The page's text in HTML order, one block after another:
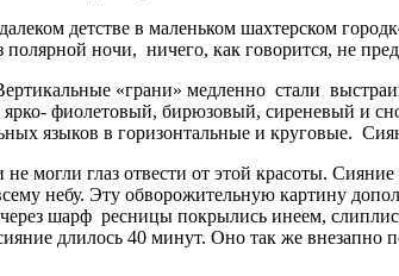
детстве в маленьком шахтерском
ночи, ничего, как говорится, не
«грани» медленно стали
ярко- фиолетовый, бирюзовый, сиреневый и
языков в горизонтальные и круговые.
могли глаз отвести от этой красоты.
небу. Эту обворожительную картину
шарф ресницы покрылись инеем,
длилось 40 минут. Оно так же